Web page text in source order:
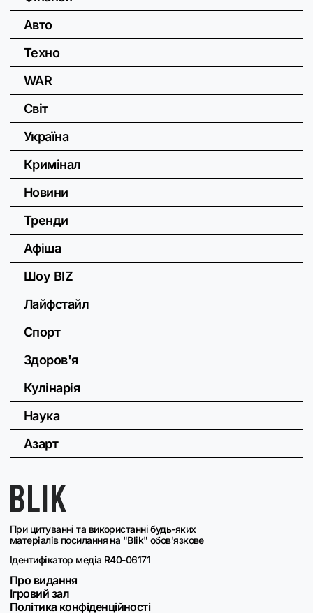
При цитуванні та використанні будь-яких
матеріалів посилання на "Blik" обов'язкове
Ідентифікатор медіа R40-06171
Про видання
Ігровий зал
Політика конфіденційності
Авто
Техно
WAR
Світ
Україна
Кримінал
Новини
Тренди
Афіша
Шоу BIZ
Лайфстайл
Спорт
Здоров'я
Кулінарія
Наука
Азарт